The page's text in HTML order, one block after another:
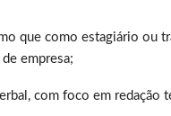
que como estagiário ou
empresa;
com foco em redação